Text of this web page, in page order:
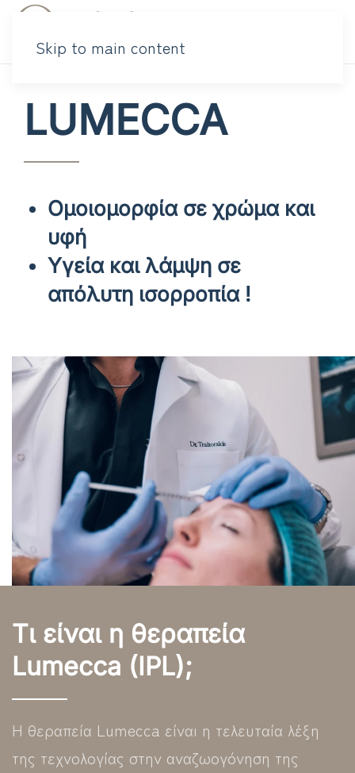
Skip to main content
LUMECCA
Ομοιομορφία σε χρώμα και
υφή
Υγεία και λάμψη σε
απόλυτη ισορροπία !
Τι είναι η θεραπεία
Lumecca (IPL);
Η θεραπεία Lumecca είναι η τελευταία λέξη
της τεχνολογίας στην αναζωογόνηση της